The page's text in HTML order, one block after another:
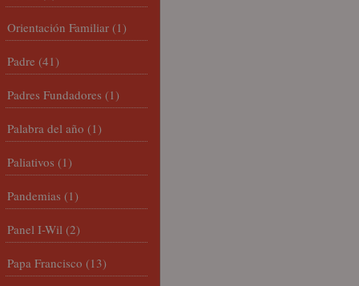
Orientación Familiar (1)
Padre (41)
Padres Fundadores (1)
Palabra del año (1)
Paliativos (1)
Pandemias (1)
Panel I-Wil (2)
Papa Francisco (13)